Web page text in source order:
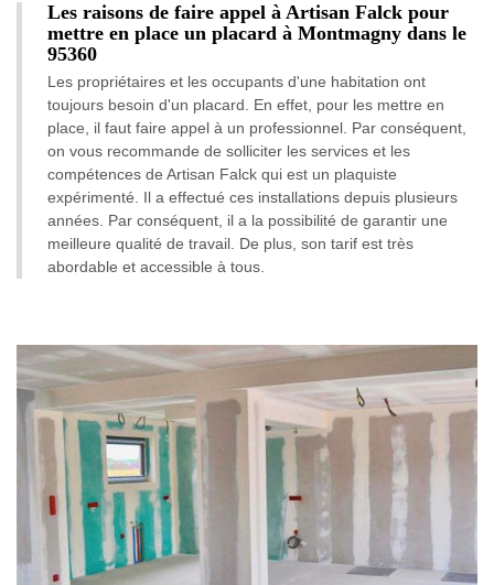
Les raisons de faire appel à Artisan Falck pour
mettre en place un placard à Montmagny dans le
95360
Les propriétaires et les occupants d'une habitation ont
toujours besoin d'un placard. En effet, pour les mettre en
place, il faut faire appel à un professionnel. Par conséquent,
on vous recommande de solliciter les services et les
compétences de Artisan Falck qui est un plaquiste
expérimenté. Il a effectué ces installations depuis plusieurs
années. Par conséquent, il a la possibilité de garantir une
meilleure qualité de travail. De plus, son tarif est très
abordable et accessible à tous.